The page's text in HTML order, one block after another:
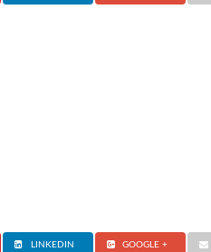
LINKEDIN GOOGLE +